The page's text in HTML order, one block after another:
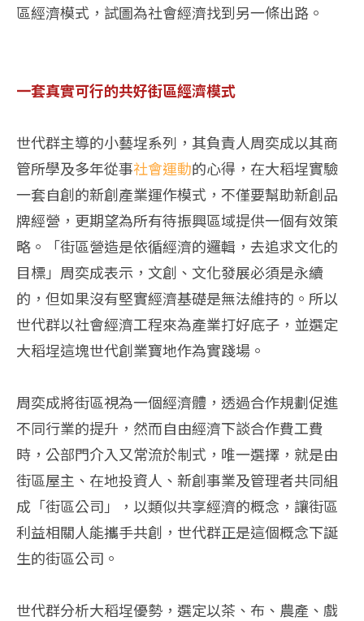
區經濟模式，試圖為社會經濟找到另一條出路。
一套真實可行的共好街區經濟模式
世代群主導的小藝埕系列，其負責人周奕成以其商
管所學及多年從事社會運動的心得，在大稻埕實驗
一套自創的新創產業運作模式，不僅要幫助新創品
牌經營，更期望為所有待振興區域提供一個有效策
略。「街區營造是依循經濟的邏輯，去追求文化的
目標」周奕成表示，文創、文化發展必須是永續
的，但如果沒有堅實經濟基礎是無法維持的。所以
世代群以社會經濟工程來為產業打好底子，並選定
大稻埕這塊世代創業寶地作為實踐場。
周奕成將街區視為一個經濟體，透過合作規劃促進
不同行業的提升，然而自由經濟下談合作費工費
時，公部門介入又常流於制式，唯一選擇，就是由
街區屋主、在地投資人、新創事業及管理者共同組
成「街區公司」，以類似共享經濟的概念，讓街區
利益相關人能攜手共創，世代群正是這個概念下誕
生的街區公司。
世代群分析大稻埕優勢，選定以茶、布、農產、戲